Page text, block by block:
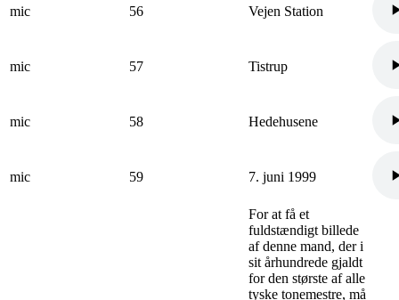
mic 56 Vejen Station
mic 57 Tistrup
mic 58 Hedehusene
mic 59 7. juni 1999
For at få et
fuldstændigt billede
af denne mand, der i
sit århundrede gjaldt
for den største af alle
tyske tonemestre, må